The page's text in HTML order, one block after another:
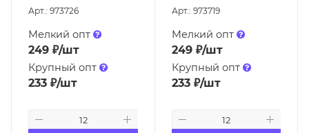
Арт.: 973726
Мелкий опт
249 ₽/шт
Крупный опт
233 ₽/шт
Арт.: 973719
Мелкий опт
249₽/шт
Крупный опт
233₽/шт